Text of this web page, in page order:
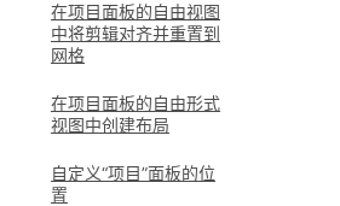
在项目面板的自由视图
中将剪辑对齐并重置到
网格
在项目面板的自由形式
视图中创建布局
自定义“项目”面板的位
置